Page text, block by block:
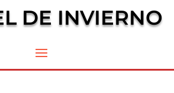
DE INVIERNO